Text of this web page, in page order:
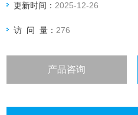
更新时间： 2025-12-26
访 问 量： 276
产品咨询